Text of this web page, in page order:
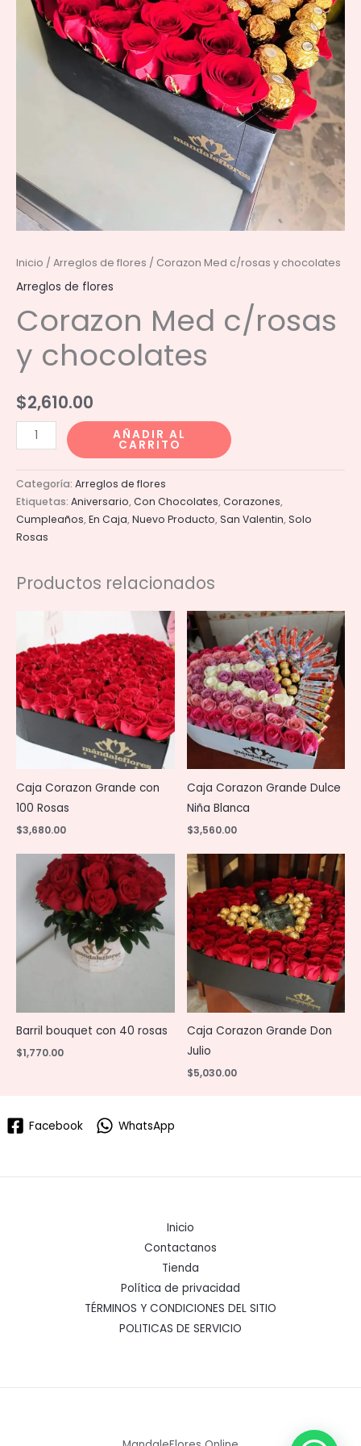
Inicio / Arreglos de flores / Corazon Med c/rosas y chocolates
Arreglos de flores
Corazon Med c/rosas
y chocolates
$2,610.00
Corazon
Med
c/rosas
y
chocolates
cantidad
AÑADIR AL
CARRITO
Categoría: Arreglos de flores
Etiquetas: Aniversario,Con Chocolates,Corazones,
Cumpleaños,En Caja,Nuevo Producto,San Valentin,Solo
Rosas
Productos relacionados
Caja Corazon Grande con
100 Rosas
$3,680.00
Caja Corazon Grande Dulce
Niña Blanca
$3,560.00
Barril bouquet con 40 rosas
$1,770.00
Caja Corazon Grande Don
Julio
$5,030.00
Facebook WhatsApp
Inicio
Contactanos
Tienda
Política de privacidad
TÉRMINOS Y CONDICIONES DEL SITIO
POLITICAS DE SERVICIO